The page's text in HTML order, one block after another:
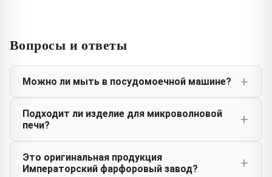
Вопросы и ответы
Можно ли мыть в посудомоечной машине?
Подходит ли изделие для микроволновой
печи?
Это оригинальная продукция
Императорский фарфоровый завод?